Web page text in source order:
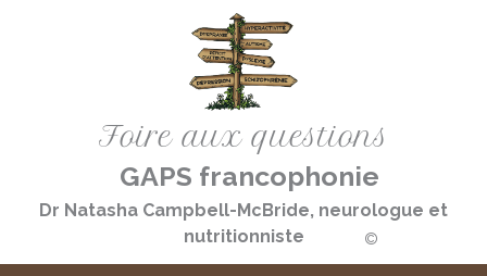
Foire aux questions
GAPS francophonie
Dr Natasha Campbell-McBride, neurologue et
nutritionniste
©️